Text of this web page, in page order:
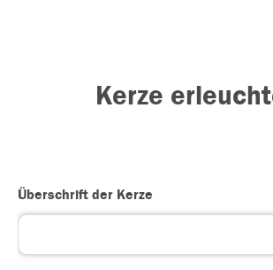
Kerze
Überschrift der Kerze